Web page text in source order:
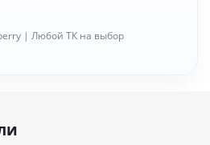
| Любой ТК на выбор